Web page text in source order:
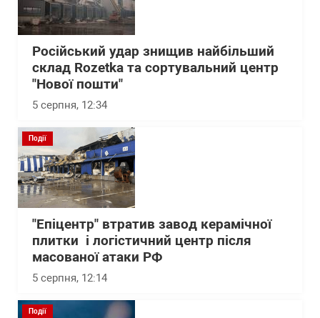
Російський удар знищив найбільший
склад Rozetka та сортувальний центр
"Нової пошти"
5 серпня, 12:34
Події
"Епіцентр" втратив завод керамічної
плитки і логістичний центр після
масованої атаки РФ
5 серпня, 12:14
Події